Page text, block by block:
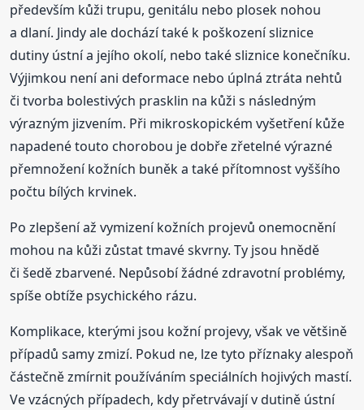
především kůži trupu, genitálu nebo plosek nohou
a dlaní. Jindy ale dochází také k poškození sliznice
dutiny ústní a jejího okolí, nebo také sliznice konečníku.
Výjimkou není ani deformace nebo úplná ztráta nehtů
či tvorba bolestivých prasklin na kůži s následným
výrazným jizvením. Při mikroskopickém vyšetření kůže
napadené touto chorobou je dobře zřetelné výrazné
přemnožení kožních buněk a také přítomnost vyššího
počtu bílých krvinek.
Po zlepšení až vymizení kožních projevů onemocnění
mohou na kůži zůstat tmavé skvrny. Ty jsou hnědě
či šedě zbarvené. Nepůsobí žádné zdravotní problémy,
spíše obtíže psychického rázu.
Komplikace, kterými jsou kožní projevy, však ve většině
případů samy zmizí. Pokud ne, lze tyto příznaky alespoň
částečně zmírnit používáním speciálních hojivých mastí.
Ve vzácných případech, kdy přetrvávají v dutině ústní